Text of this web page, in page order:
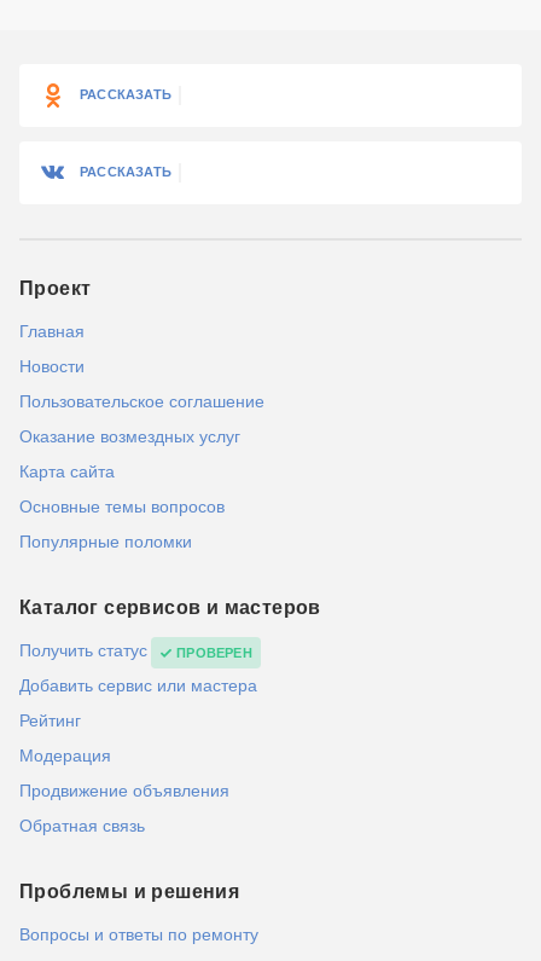
РАССКАЗАТЬ
РАССКАЗАТЬ
Проект
Главная
Новости
Пользовательское соглашение
Оказание возмездных услуг
Карта сайта
Основные темы вопросов
Популярные поломки
Каталог сервисов и мастеров
Получить статус ПРОВЕРЕН
Добавить сервис или мастера
Рейтинг
Модерация
Продвижение объявления
Обратная связь
Проблемы и решения
Вопросы и ответы по ремонту